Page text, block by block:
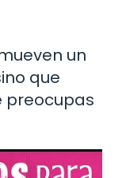
un
que
preocupas